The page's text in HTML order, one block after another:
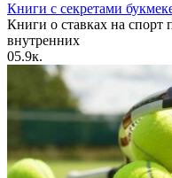
Книги с секретами
Книги о ставках на спорт
внутренних
05.9к.